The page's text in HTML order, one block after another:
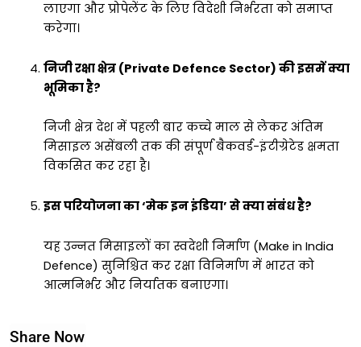
लाएगा और प्रोपेलेंट के लिए विदेशी निर्भरता को समाप्त
करेगा।
निजी रक्षा क्षेत्र (Private Defence Sector) की इसमें क्या
भूमिका है?
निजी क्षेत्र देश में पहली बार कच्चे माल से लेकर अंतिम
मिसाइल असेंबली तक की संपूर्ण बैकवर्ड-इंटीग्रेटेड क्षमता
विकसित कर रहा है।
इस परियोजना का ‘मेक इन इंडिया’ से क्या संबंध है?
यह उन्नत मिसाइलों का स्वदेशी निर्माण (Make in India
Defence) सुनिश्चित कर रक्षा विनिर्माण में भारत को
आत्मनिर्भर और निर्यातक बनाएगा।
Share Now